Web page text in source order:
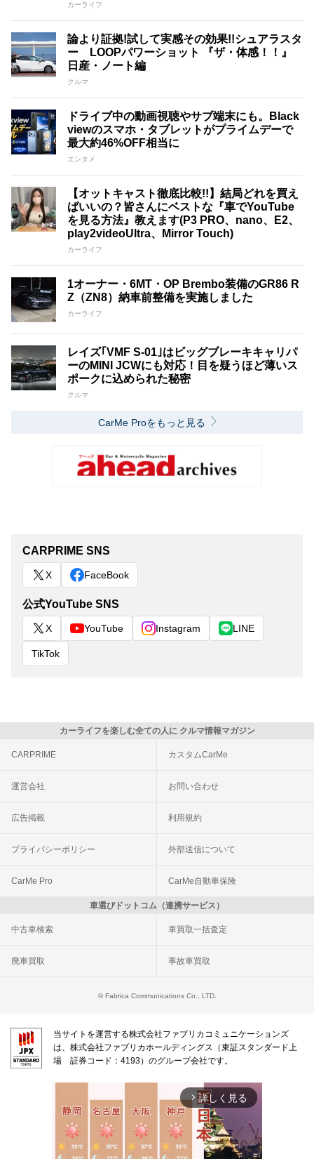
カーライフ
論より証拠!試して実感その効果!!シュアラスタ
ー LOOPパワーショット 『ザ・体感！！』
日産・ノート編
クルマ
ドライブ中の動画視聴やサブ端末にも。Black
viewのスマホ・タブレットがプライムデーで
最大約46%OFF相当に
エンタメ
【オットキャスト徹底比較!!】結局どれを買え
ばいいの？皆さんにベストな『車でYouTube
を見る方法』教えます(P3 PRO、nano、E2、
play2videoUltra、Mirror Touch)
カーライフ
1オーナー・6MT・OP Brembo装備のGR86 R
Z（ZN8）納車前整備を実施しました
カーライフ
レイズ｢VMF S-01｣はビッグブレーキキャリパ
ーのMINI JCWにも対応！目を疑うほど薄いス
ポークに込められた秘密
クルマ
CarMe Proをもっと見る
CARPRIME SNS
X FaceBook
公式YouTube SNS
X YouTube Instagram LINE
TikTok
カーライフを楽しむ全ての人に クルマ情報マガジン
CARPRIME カスタムCarMe
運営会社 お問い合わせ
広告掲載 利用規約
プライバシーポリシー 外部送信について
CarMe Pro CarMe自動車保険
車選びドットコム（連携サービス）
中古車検索 車買取一括査定
廃車買取 事故車買取
© Fabrica Communications Co., LTD.
当サイトを運営する株式会社ファブリカコミュニケーションズ
は、株式会社ファブリカホールディングス（東証スタンダード上
場 証券コード：4193）のグループ会社です。
arrow_forward_ios 詳しく見る